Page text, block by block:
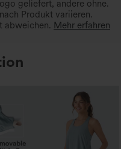
geliefert, andere ohne.
Produkt variieren.
abweichen. Mehr erfahren